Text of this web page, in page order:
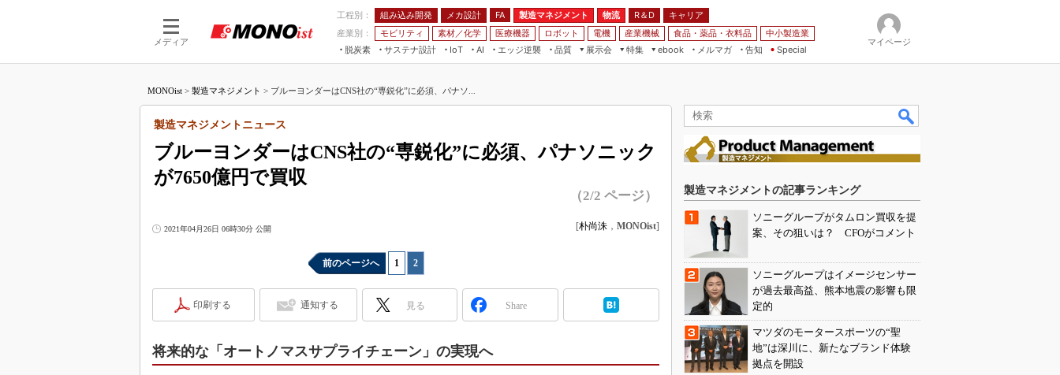
メディア
工程別： 組み込み開発 メカ設計 FA 製造マネジメント 物流 R＆D
キャリア
産業別：
モビリティ 素材／化学 医療機器 ロボット 電機 産業機械 食品・薬品・衣料品
中小製造業
脱炭素
サステナ設計
IoT
つながる工場
AI
AI×設備保全
エッジ逆襲 品質
展示会
JIMTOF
IIFES
日本ものづくりワールド
AUTOMOTIVE WORLD
産業オープンネット展
特集
つながるクルマ
VR／AR
フィールドサービス
ISO26262
3Dプリンタ
ebook
FA
モビリティ
メルマガ
告知 Special
マイページ
MONOist > 製造マネジメント > ブルーヨンダーはCNS社の“専鋭化”に必須、パナソ...
ブルーヨンダーはCNS社の“専鋭化”に必須、パナソニック
が7650億円で買収
製造マネジメントニュース
（2/2 ページ）
2021年04月26日 06時30分 公開 [朴尚洙 ， MONOist]
前のページへ 1 2
印刷する 通知する 見る Share
将来的な「オートノマスサプライチェーン」の実現へ
製造マネジメントの記事ランキング
ソニーグループがタムロン買収を提
案、その狙いは？ CFOがコメント
ソニーグループはイメージセンサー
が過去最高益、熊本地震の影響も限
定的
マツダのモータースポーツの“聖
地”は深川に、新たなブランド体験
拠点を開設